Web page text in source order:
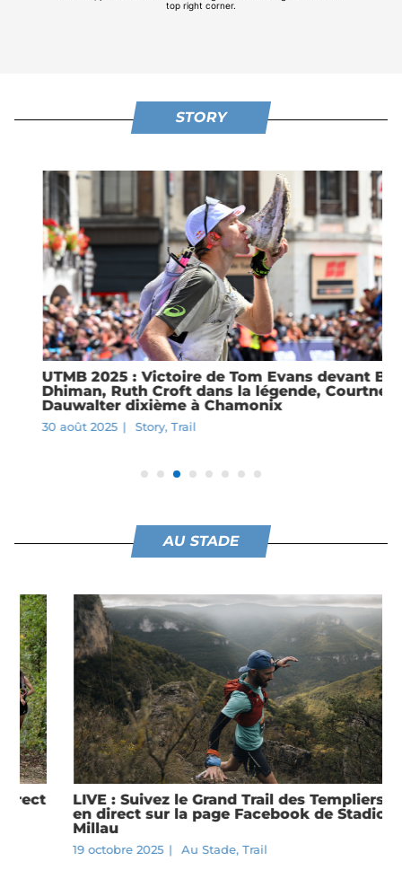
STORY
UTMB 2025 : Victoire de Tom Evans devant Ben
Dhiman, Ruth Croft dans la légende, Courtney
Dauwalter dixième à Chamonix
30 août 2025 | Story,Trail
AU STADE
LIVE : Suivez le Grand Trail des Templiers 2025
en direct sur la page Facebook de Stadion à
19 octobre 2025 | Au Stade,Trail